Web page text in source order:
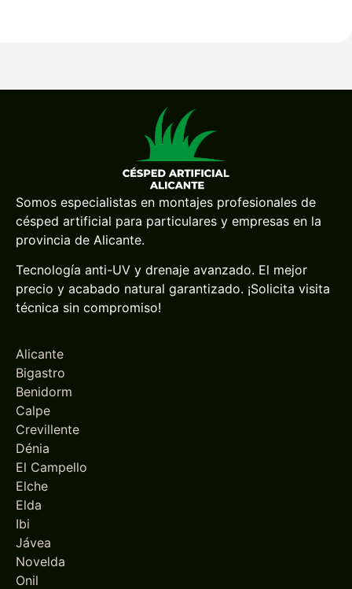
Somos especialistas en montajes profesionales de
césped artificial para particulares y empresas en la
provincia de Alicante.
Tecnología anti-UV y drenaje avanzado. El mejor
precio y acabado natural garantizado. ¡Solicita visita
técnica sin compromiso!
Alicante
Bigastro
Benidorm
Calpe
Crevillente
Dénia
El Campello
Elche
Elda
Ibi
Jávea
Novelda
Onil